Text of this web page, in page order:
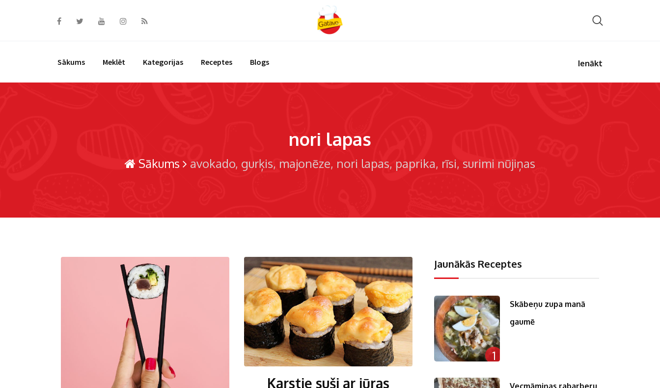
Sākums Meklēt Kategorijas Receptes Blogs Ienākt
nori lapas
Sākums avokado gurķis majonēze nori lapas paprika rīsi surimi nūjiņas
Karstie suši ar jūras
Jaunākās Receptes
1
Skābeņu zupa manā
gaumē